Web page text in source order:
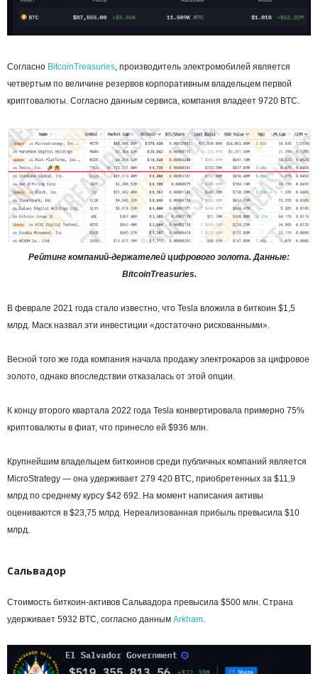
Согласно BitcoinTreasuries, производитель электромобилей является
четвертым по величине резервов корпоративным владельцем первой
криптовалюты. Согласно данным сервиса, компания владеет 9720 BTC.
Рейтинг компаний-держателей цифрового золота. Данные:
BitcoinTreasuries.
В феврале 2021 года стало известно, что Tesla вложила в биткоин $1,5
млрд. Маск назвал эти инвестиции «достаточно рискованными».
Весной того же года компания начала продажу электрокаров за цифровое
золото, однако впоследствии отказалась от этой опции.
К концу второго квартала 2022 года Tesla конвертировала примерно 75%
криптовалюты в фиат, что принесло ей $936 млн.
Крупнейшим владельцем биткоинов среди публичных компаний является
MicroStrategy — она удерживает 279 420 BTC, приобретенных за $11,9
млрд по среднему курсу $42 692. На момент написания активы
оцениваются в $23,75 млрд. Нереализованная прибыль превысила $10
млрд.
Сальвадор
Стоимость биткоин-активов Сальвадора превысила $500 млн. Страна
удерживает 5932 BTC, согласно данным Arkham